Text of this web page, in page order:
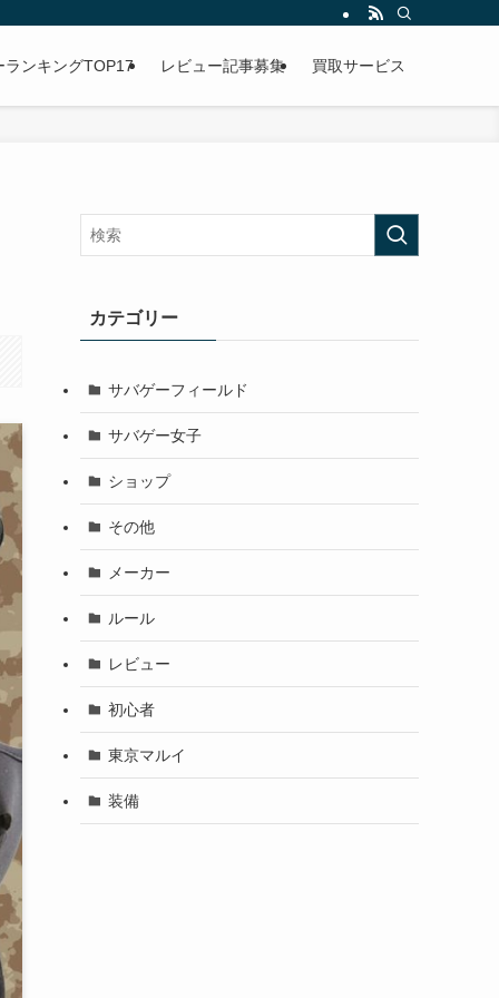
ランキングTOP17 レビュー記事募集 買取サービス
カテゴリー
サバゲーフィールド
サバゲー女子
ショップ
その他
メーカー
ルール
レビュー
初心者
東京マルイ
装備